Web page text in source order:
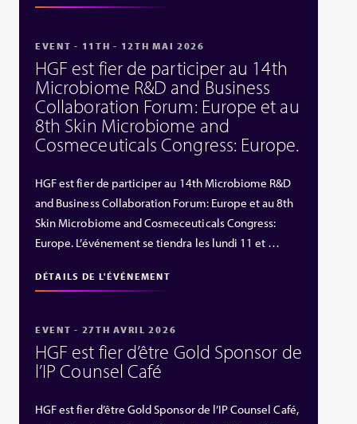
EVENT - 11TH - 12TH MAI 2026
HGF est fier de participer au 14th
Microbiome R&D and Business
Collaboration Forum: Europe et au
8th Skin Microbiome and
Cosmeceuticals Congress: Europe.
HGF est fier de participer au 14th Microbiome R&D
and Business Collaboration Forum: Europe et au 8th
Skin Microbiome and Cosmeceuticals Congress:
Europe. L’événement se tiendra les lundi 11 et …
DÉTAILS DE L'ÉVÉNEMENT
EVENT - 27TH AVRIL 2026
HGF est fier d’être Gold Sponsor de
l’IP Counsel Café
HGF est fier d’être Gold Sponsor de l’IP Counsel Café,